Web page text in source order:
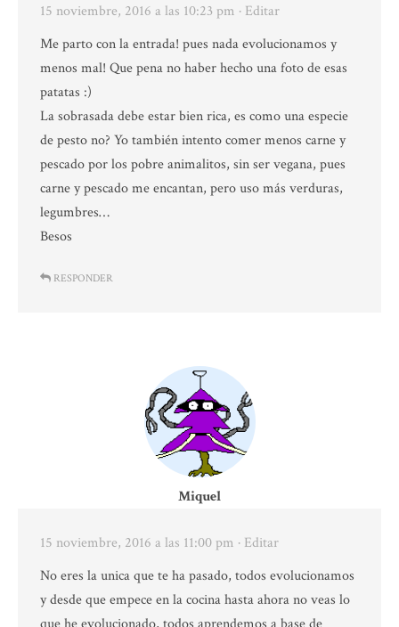
15 noviembre, 2016 a las 10:23 pm · Editar
Me parto con la entrada! pues nada evolucionamos y
menos mal! Que pena no haber hecho una foto de esas
patatas :)
La sobrasada debe estar bien rica, es como una especie
de pesto no? Yo también intento comer menos carne y
pescado por los pobre animalitos, sin ser vegana, pues
carne y pescado me encantan, pero uso más verduras,
legumbres…
Besos
RESPONDER
Miquel
15 noviembre, 2016 a las 11:00 pm · Editar
No eres la unica que te ha pasado, todos evolucionamos
y desde que empece en la cocina hasta ahora no veas lo